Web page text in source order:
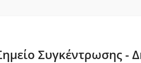
Συγκέντρωσης -